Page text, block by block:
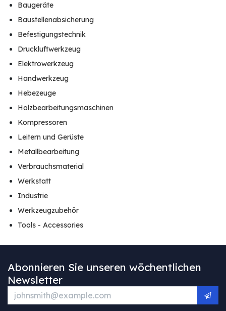
Baugeräte
Baustellenabsicherung
Befestigungstechnik
Druckluftwerkzeug
Elektrowerkzeug
Handwerkzeug
Hebezeuge
Holzbearbeitungsmaschinen
Kompressoren
Leitern und Gerüste
Metallbearbeitung
Verbrauchsmaterial
Werkstatt
Industrie
Werkzeugzubehör
Tools - Accessories
Abonnieren Sie unseren wöchentlichen
Newsletter